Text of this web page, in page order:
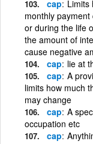
cap Limits
monthly
or during the life
the amount of
cause negative
cap lie at
cap A
limits how much
may change
cap A
occupation etc
cap